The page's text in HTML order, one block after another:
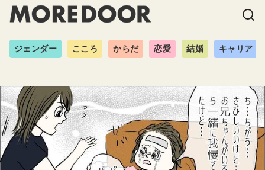
ジェンダー こころ からだ 恋愛 結婚 キャリア